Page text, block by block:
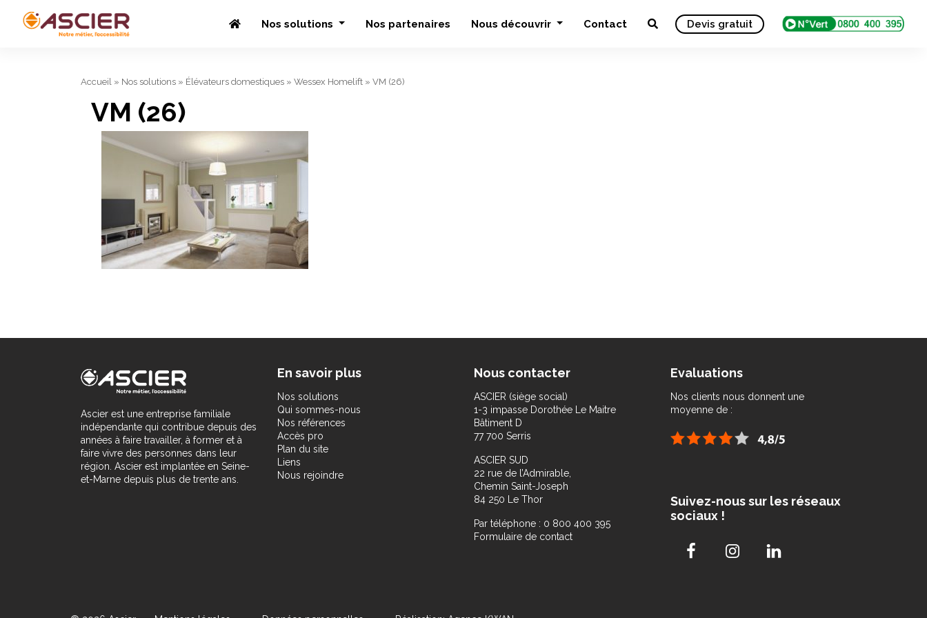
Nos solutions Nos partenaires Nous découvrir Contact Devis gratuit
Accueil » Nos solutions » Élévateurs domestiques » Wessex Homelift » VM (26)
VM (26)
Ascier est une entreprise familiale
indépendante qui contribue depuis des
années à faire travailler, à former et à
faire vivre des personnes dans leur
région. Ascier est implantée en Seine-
et-Marne depuis plus de trente ans.
En savoir plus
Nos solutions
Qui sommes-nous
Nos références
Accès pro
Plan du site
Liens
Nous rejoindre
Nous contacter
ASCIER (siège social)
1-3 impasse Dorothée Le Maitre
Bâtiment D
77 700 Serris
ASCIER SUD
22 rue de l’Admirable,
Chemin Saint-Joseph
84 250 Le Thor
Par téléphone : 0 800 400 395
Formulaire de contact
Evaluations
Nos clients nous donnent une
moyenne de :
Suivez-nous sur les réseaux
sociaux !